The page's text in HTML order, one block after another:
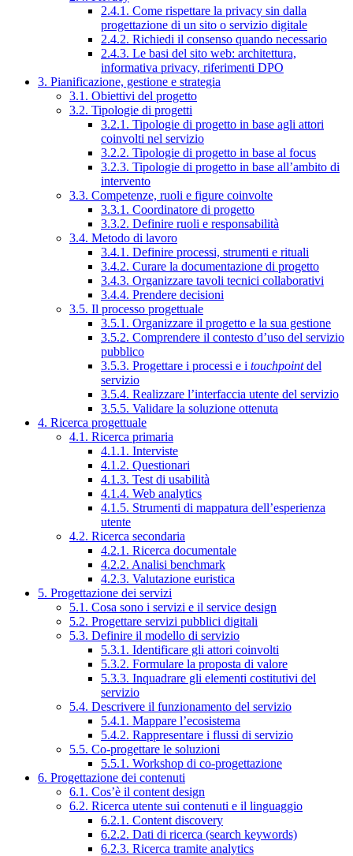
2.4.1. Come rispettare la privacy sin dalla
progettazione di un sito o servizio digitale
2.4.2. Richiedi il consenso quando necessario
2.4.3. Le basi del sito web: architettura,
informativa privacy, riferimenti DPO
3. Pianificazione, gestione e strategia
3.1. Obiettivi del progetto
3.2. Tipologie di progetti
3.2.1. Tipologie di progetto in base agli attori
coinvolti nel servizio
3.2.2. Tipologie di progetto in base al focus
3.2.3. Tipologie di progetto in base all’ambito di
intervento
3.3. Competenze, ruoli e figure coinvolte
3.3.1. Coordinatore di progetto
3.3.2. Definire ruoli e responsabilità
3.4. Metodo di lavoro
3.4.1. Definire processi, strumenti e rituali
3.4.2. Curare la documentazione di progetto
3.4.3. Organizzare tavoli tecnici collaborativi
3.4.4. Prendere decisioni
3.5. Il processo progettuale
3.5.1. Organizzare il progetto e la sua gestione
3.5.2. Comprendere il contesto d’uso del servizio
pubblico
3.5.3. Progettare i processi e i touchpointdel
servizio
3.5.4. Realizzare l’interfaccia utente del servizio
3.5.5. Validare la soluzione ottenuta
4. Ricerca progettuale
4.1. Ricerca primaria
4.1.1. Interviste
4.1.2. Questionari
4.1.3. Test di usabilità
4.1.4. Web analytics
4.1.5. Strumenti di mappatura dell’esperienza
utente
4.2. Ricerca secondaria
4.2.1. Ricerca documentale
4.2.2. Analisi benchmark
4.2.3. Valutazione euristica
5. Progettazione dei servizi
5.1. Cosa sono i servizi e il service design
5.2. Progettare servizi pubblici digitali
5.3. Definire il modello di servizio
5.3.1. Identificare gli attori coinvolti
5.3.2. Formulare la proposta di valore
5.3.3. Inquadrare gli elementi costitutivi del
servizio
5.4. Descrivere il funzionamento del servizio
5.4.1. Mappare l’ecosistema
5.4.2. Rappresentare i flussi di servizio
5.5. Co-progettare le soluzioni
5.5.1. Workshop di co-progettazione
6. Progettazione dei contenuti
6.1. Cos’è il content design
6.2. Ricerca utente sui contenuti e il linguaggio
6.2.1. Content discovery
6.2.2. Dati di ricerca (search keywords)
6.2.3. Ricerca tramite analytics